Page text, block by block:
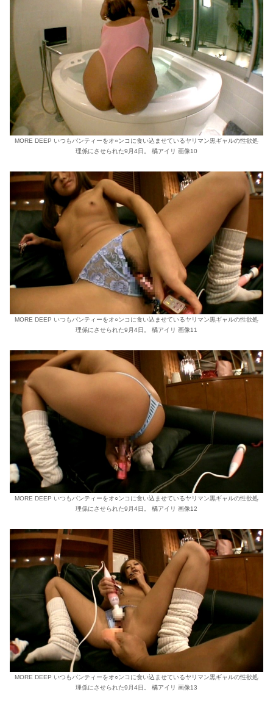
MORE DEEP いつもパンティーをオ○ンコに食い込ませているヤリマン黒ギャルの性欲処
理係にさせられた9月4日。 橘アイリ 画像10
MORE DEEP いつもパンティーをオ○ンコに食い込ませているヤリマン黒ギャルの性欲処
理係にさせられた9月4日。 橘アイリ 画像11
MORE DEEP いつもパンティーをオ○ンコに食い込ませているヤリマン黒ギャルの性欲処
理係にさせられた9月4日。 橘アイリ 画像12
MORE DEEP いつもパンティーをオ○ンコに食い込ませているヤリマン黒ギャルの性欲処
理係にさせられた9月4日。 橘アイリ 画像13